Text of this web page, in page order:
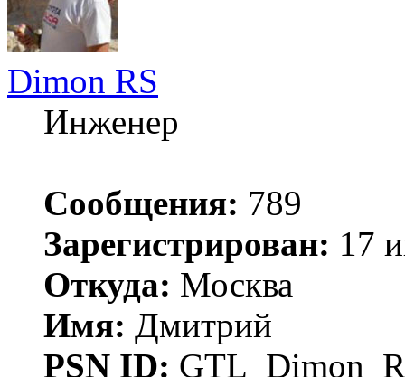
Dimon RS
Инженер
Сообщения: 789
Зарегистрирован: 17
Откуда: Москва
Имя: Дмитрий
PSN ID: